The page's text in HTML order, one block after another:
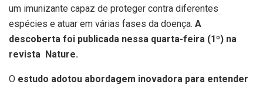
um imunizante capaz de proteger contra diferentes
espécies e atuar em várias fases da doença. A
descoberta foi publicada nessa quarta-feira (1º) na
revista Nature.
O estudo adotou abordagem inovadora para entender